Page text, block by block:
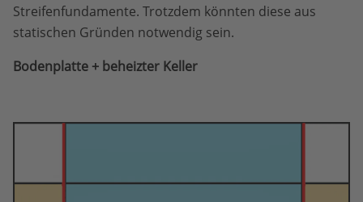
Streifenfundamente. Trotzdem könnten diese aus
statischen Gründen notwendig sein.
Bodenplatte + beheizter Keller